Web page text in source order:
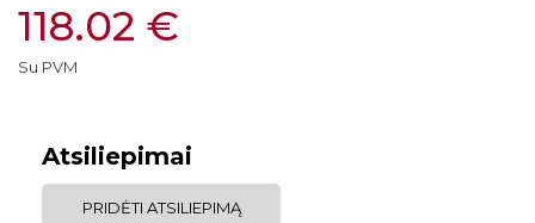
118.02 €
Su PVM
Atsiliepimai
PRIDĖTI ATSILIEPIMĄ